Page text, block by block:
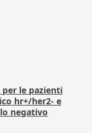
le pazienti
hr+/her2- e
negativo